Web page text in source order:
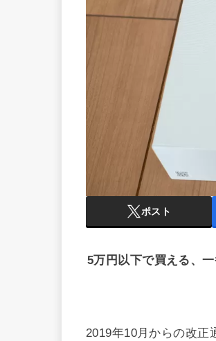
ポスト
5万円以下で買える、
2019年10月からの改正